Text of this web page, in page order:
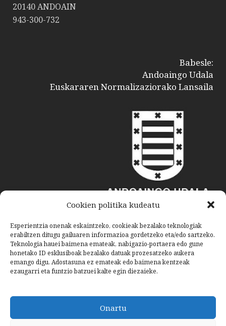
Cookien politika kudeatu
Esperientzia onenak eskaintzeko, cookieak bezalako teknologiak
erabiltzen ditugu gailuaren informazioa gordetzeko eta/edo sartzeko.
Teknologia hauei baimena emateak, nabigazio-portaera edo gune
honetako ID esklusiboak bezalako datuak prozesatzeko aukera
emango digu. Adostasuna ez emateak edo baimena kentzeak
ezaugarri eta funtzio batzuei kalte egin diezaieke.
Onartu
20140 ANDOAIN
943-300-732
Babesle:
Andoaingo Udala
Euskararen Normalizaziorako Lansaila